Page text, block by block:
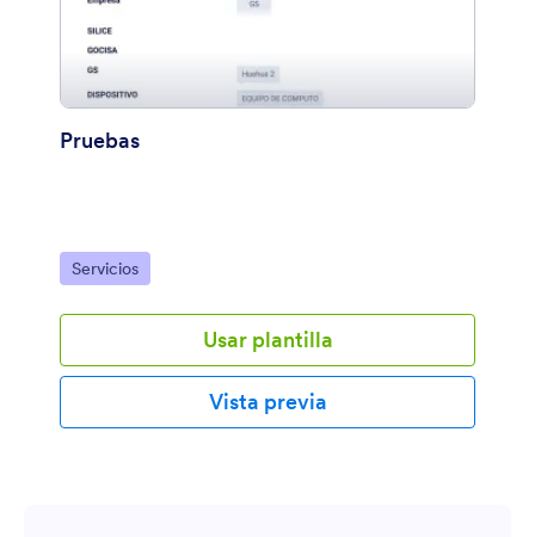
Pruebas
Ir a Categoría:
Servicios
Usar plantilla
Vista previa